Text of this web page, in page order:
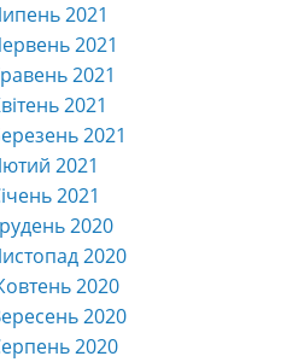
2021
2021
2021
2021
2021
2021
2021
2020
2020
2020
2020
2020